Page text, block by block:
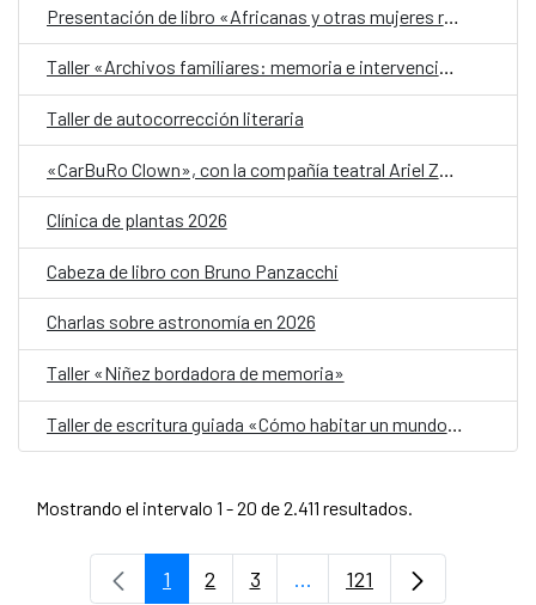
Presentación de libro «Africanas y otras mujeres racializadas»
Taller «Archivos familiares: memoria e intervención»
Taller de autocorrección literaria
Clínica de plantas 2026
Cabeza de libro con Bruno Panzacchi
Charlas sobre astronomía en 2026
Taller «Niñez bordadora de memoria»
Mostrando el intervalo 1 - 20 de 2.411 resultados.
Página
1 Página
2 Página
3 ...Páginas intermedias Use
Página
121